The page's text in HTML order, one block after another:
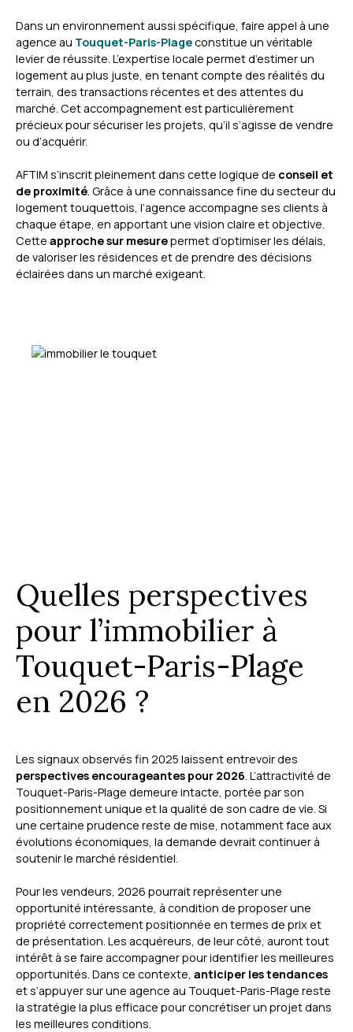
Dans un environnement aussi spécifique, faire appel à une
agence au Touquet-Paris-Plageconstitue un véritable
levier de réussite. L’expertise locale permet d’estimer un
logement au plus juste, en tenant compte des réalités du
terrain, des transactions récentes et des attentes du
marché. Cet accompagnement est particulièrement
précieux pour sécuriser les projets, qu’il s’agisse de vendre
ou d’acquérir.
AFTIM s’inscrit pleinement dans cette logique de conseil et
de proximité. Grâce à une connaissance fine du secteur du
logement touquettois, l’agence accompagne ses clients à
chaque étape, en apportant une vision claire et objective.
Cette approche sur mesurepermet d’optimiser les délais,
de valoriser les résidences et de prendre des décisions
éclairées dans un marché exigeant.
Quelles perspectives
pour l’immobilier à
Touquet-Paris-Plage
en 2026 ?
Les signaux observés fin 2025 laissent entrevoir des
perspectives encourageantes pour 2026 . L’attractivité de
Touquet-Paris-Plage demeure intacte, portée par son
positionnement unique et la qualité de son cadre de vie. Si
une certaine prudence reste de mise, notamment face aux
évolutions économiques, la demande devrait continuer à
soutenir le marché résidentiel.
Pour les vendeurs, 2026 pourrait représenter une
opportunité intéressante, à condition de proposer une
propriété correctement positionnée en termes de prix et
de présentation. Les acquéreurs, de leur côté, auront tout
intérêt à se faire accompagner pour identifier les meilleures
opportunités. Dans ce contexte, anticiper les tendances
et s’appuyer sur une agence au Touquet-Paris-Plage reste
la stratégie la plus efficace pour concrétiser un projet dans
les meilleures conditions.